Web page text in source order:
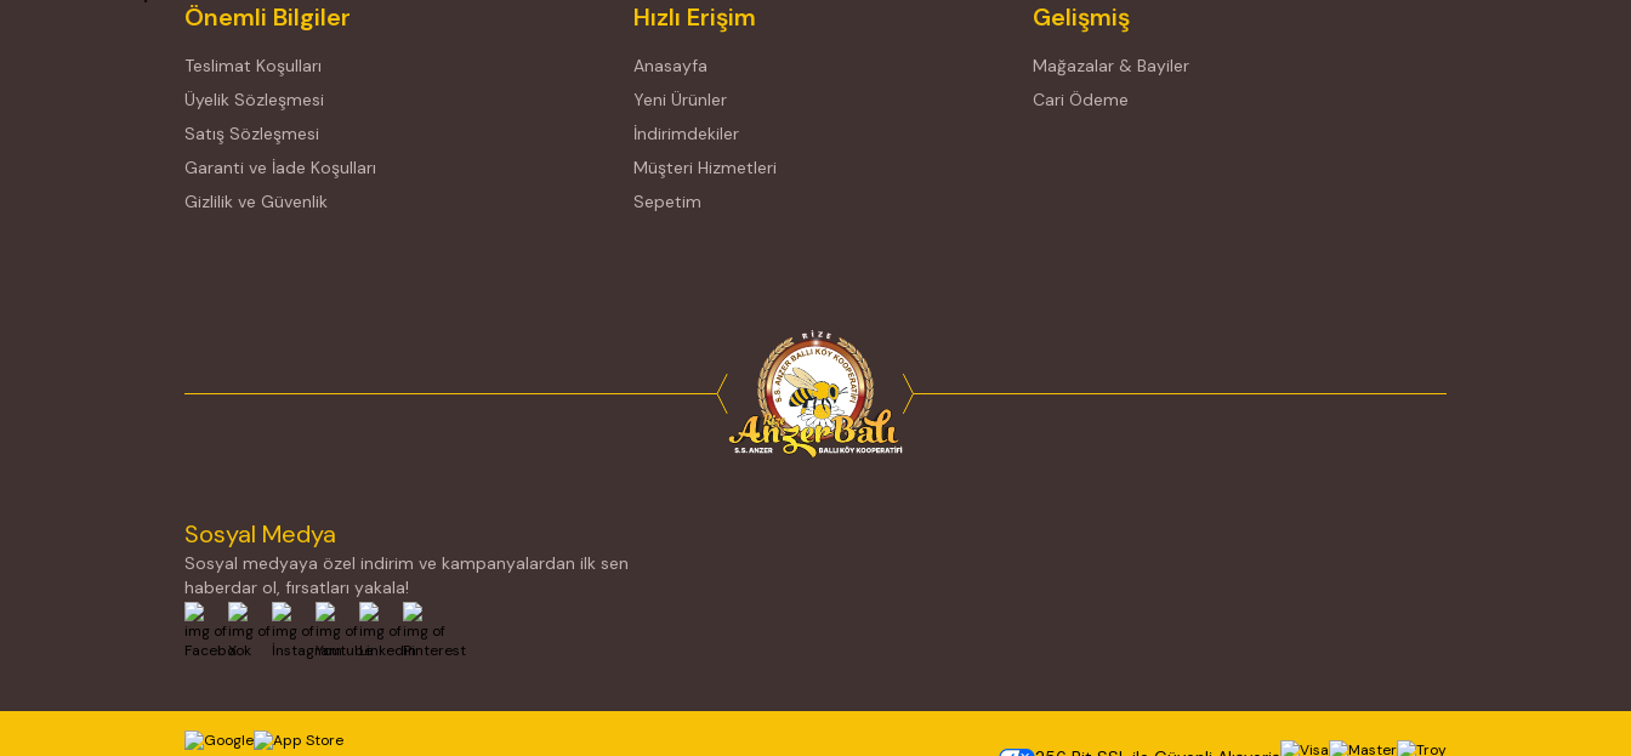
Önemli Bilgiler
Teslimat Koşulları
Üyelik Sözleşmesi
Satış Sözleşmesi
Garanti ve İade Koşulları
Gizlilik ve Güvenlik
Hızlı Erişim
Anasayfa
Yeni Ürünler
İndirimdekiler
Müşteri Hizmetleri
Sepetim
Gelişmiş
Mağazalar & Bayiler
Cari Ödeme
Sosyal Medya
Sosyal medyaya özel indirim ve kampanyalardan ilk sen
haberdar ol, fırsatları yakala!
Facebook
X İnstagramYoutubeLinkedinPinterest